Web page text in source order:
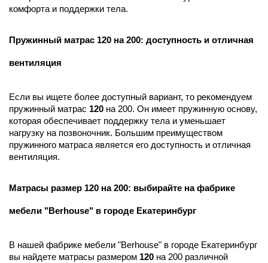
комфорта и поддержки тела.
Пружинный матрас 120 на 200: доступность и отличная
вентиляция
Если вы ищете более доступный вариант, то рекомендуем
пружинный матрас 120 на 200. Он имеет пружинную основу,
которая обеспечивает поддержку тела и уменьшает
нагрузку на позвоночник. Большим преимуществом
пружинного матраса является его доступность и отличная
вентиляция.
Матрасы размер 120 на 200: выбирайте на фабрике
мебели "Berhouse" в городе Екатеринбург
В нашей фабрике мебели "Berhouse" в городе Екатеринбург
вы найдете матрасы размером 120 на 200 различной